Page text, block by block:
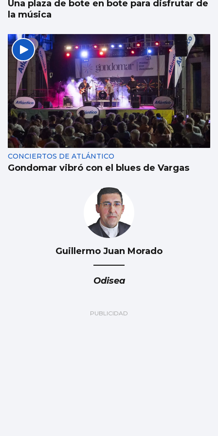
Una plaza de bote en bote para disfrutar de
la música
CONCIERTOS DE ATLÁNTICO
Gondomar vibró con el blues de Vargas
Guillermo Juan Morado
Odisea